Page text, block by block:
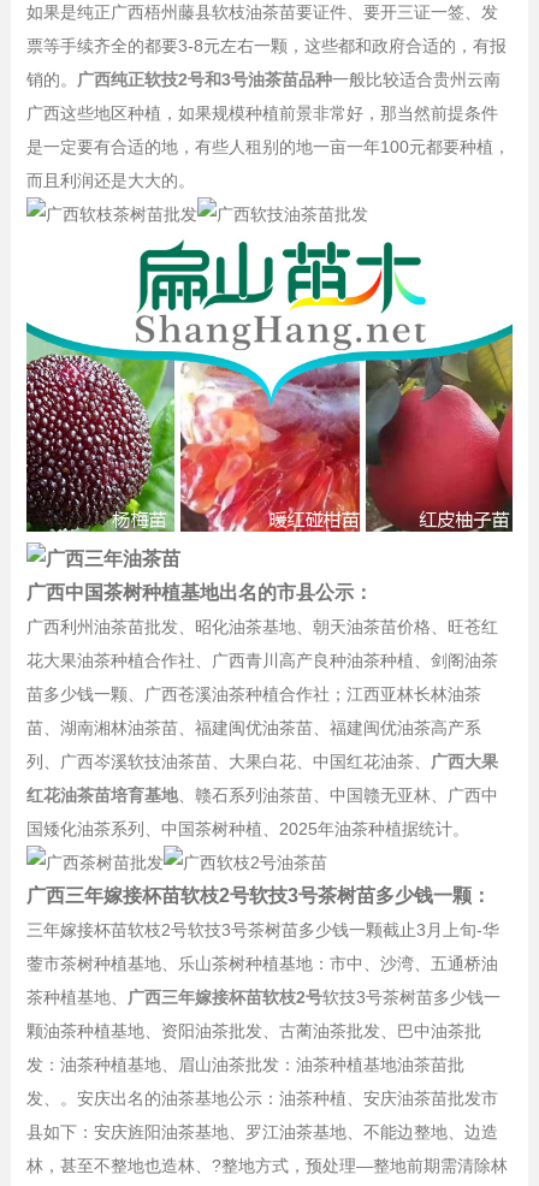
如果是纯正广西梧州藤县软枝油茶苗要证件、要开三证一签、发
票等手续齐全的都要3-8元左右一颗，这些都和政府合适的，有报
销的。 广西纯正软技2号和3号油茶苗品种一般比较适合贵州云南
广西这些地区种植，如果规模种植前景非常好，那当然前提条件
是一定要有合适的地，有些人租别的地一亩一年100元都要种植，
而且利润还是大大的。
广西中国茶树种植基地出名的市县公示：
广西利州油茶苗批发、昭化油茶基地、朝天油茶苗价格、旺苍红
花大果油茶种植合作社、广西青川高产良种油茶种植、剑阁油茶
苗多少钱一颗、广西苍溪油茶种植合作社；江西亚林长林油茶
苗、湖南湘林油茶苗、福建闽优油茶苗、福建闽优油茶高产系
列、广西岑溪软技油茶苗、大果白花、中国红花油茶、 广西大果
红花油茶苗培育基地、赣石系列油茶苗、中国赣无亚林、广西中
国矮化油茶系列、中国茶树种植、2025年油茶种植据统计。
广西三年嫁接杯苗软枝2号软技3号茶树苗多少钱一颗：
三年嫁接杯苗软枝2号软技3号茶树苗多少钱一颗截止3月上旬-华
蓥市茶树种植基地、乐山茶树种植基地：市中、沙湾、五通桥油
茶种植基地、 广西三年嫁接杯苗软枝2号软技3号茶树苗多少钱一
颗油茶种植基地、资阳油茶批发、古蔺油茶批发、巴中油茶批
发：油茶种植基地、眉山油茶批发：油茶种植基地油茶苗批
发、。安庆出名的油茶基地公示：油茶种植、安庆油茶苗批发市
县如下：安庆旌阳油茶基地、罗江油茶基地、不能边整地、边造
林，甚至不整地也造林、?整地方式，预处理—整地前期需清除林